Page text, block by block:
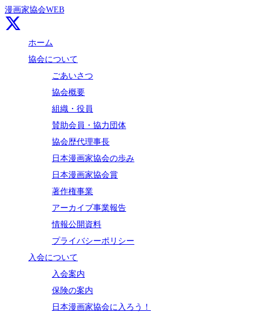
漫画家協会WEB
ホーム
協会について
ごあいさつ
協会概要
組織・役員
賛助会員・協力団体
協会歴代理事長
日本漫画家協会の歩み
日本漫画家協会賞
著作権事業
アーカイブ事業報告
情報公開資料
プライバシーポリシー
入会について
入会案内
保険の案内
日本漫画家協会に入ろう！